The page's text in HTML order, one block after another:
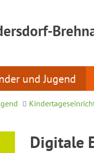
und Jugend
Digitale